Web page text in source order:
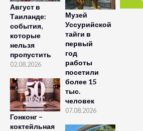
Август в
Таиланде:
события,
которые
нельзя
пропустить
02.08.2026
Гонконг –
коктейльная
Музей
Уссурийской
тайги в
первый
год
работы
посетили
более 15
тыс.
человек
07.08.2026